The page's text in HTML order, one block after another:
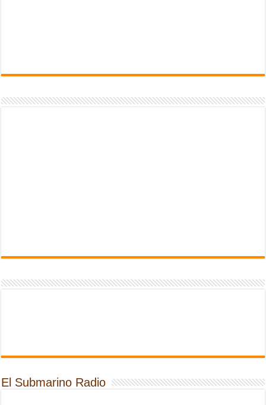
El Submarino Radio